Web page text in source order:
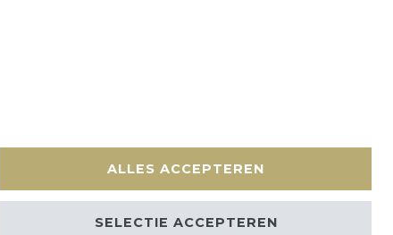
ALLES ACCEPTEREN
SELECTIE ACCEPTEREN